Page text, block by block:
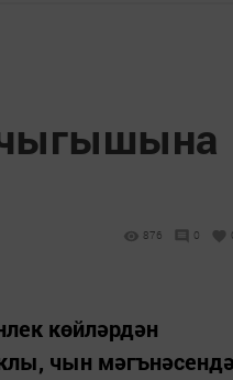
876 0
көйләрдән
чын